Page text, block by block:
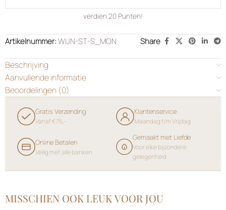
verdien20 Punten!
Artikelnummer:WIJN-ST-S_MON Share
Beschrijving
Aanvullende informatie
Beoordelingen (0)
Gratis Verzending
Vanaf €75,-
Klantenservice
Maandag t/m Vrijdag
Online Betalen
Veilig met alle banken
Gemaakt met Liefde
Voor elke bijzondere
gelegenheid
MISSCHIEN OOK LEUK VOOR JOU